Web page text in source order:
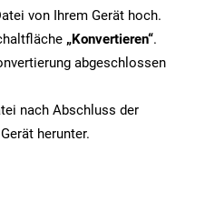
von Ihrem Gerät hoch.
„Konvertieren“.
abgeschlossen
nach Abschluss der
herunter.